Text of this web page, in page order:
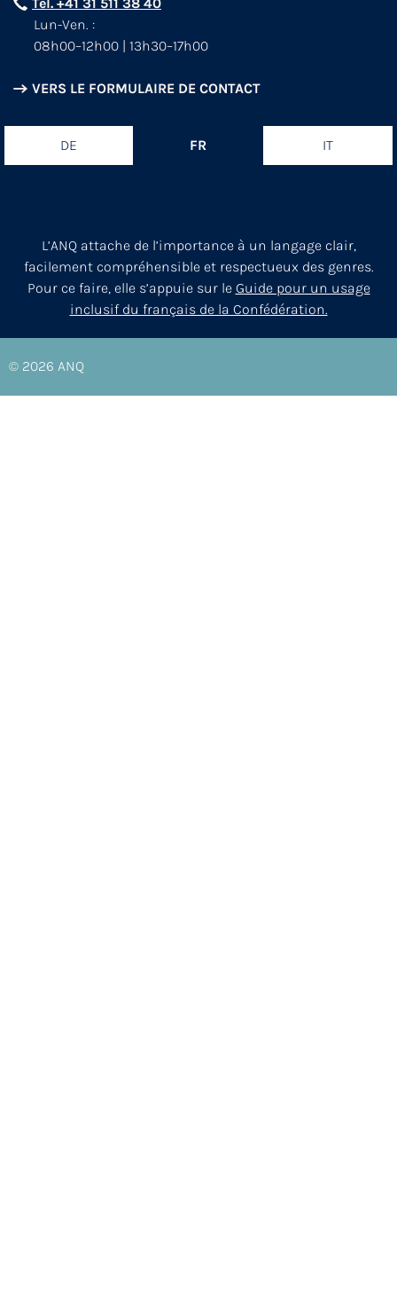
Lun-Ven. :
08h00–12h00 | 13h30–17h00
VERS LE FORMULAIRE DE CONTACT
DE FR IT
L’ANQ attache de l’importance à un langage clair,
facilement compréhensible et respectueux des genres.
Pour ce faire, elle s’appuie sur le Guide pour un usage
inclusif du français de la Confédération.
© 2026 ANQ